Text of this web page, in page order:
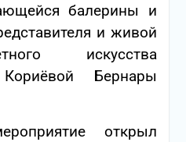
балерины и
и живой
искусства
Бернары
открыл